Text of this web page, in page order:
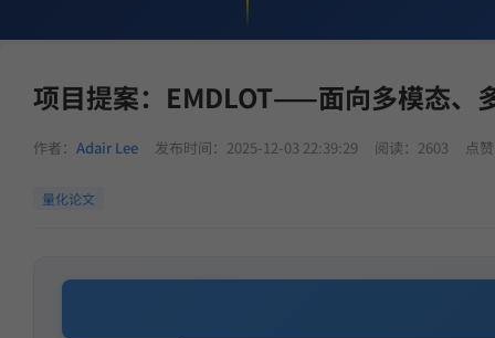
6月29日开始实盘 ETF双池平滑动量轮动 收益 253.27%
5月18日开始实盘 小市值_ETF轮动_双龙出海 收益
5月21日开始实盘
> 项目提案：EMDLOT——面向多模态、
项目提案：EMDLOT——面向多模态、
作者： Adair Lee 发布时间：2025-12-03 22:39:29 阅读：2603 点
量化论文